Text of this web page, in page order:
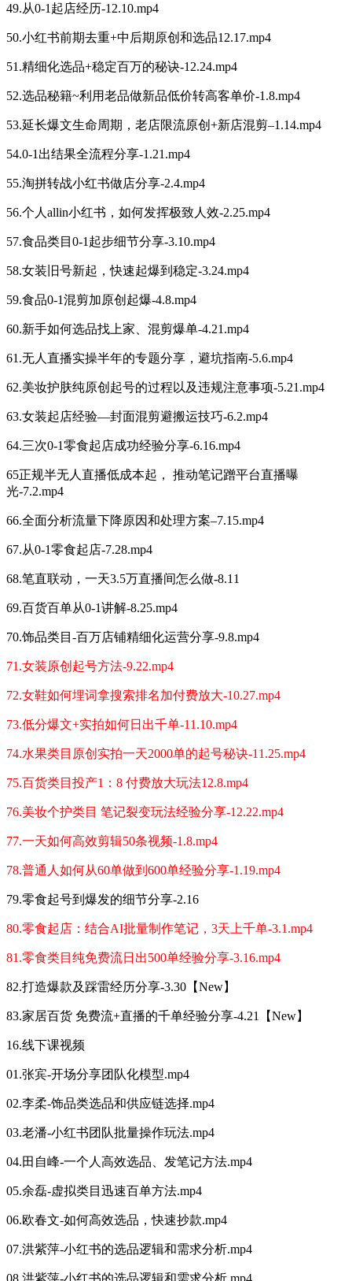
49.从0-1起店经历-12.10.mp4
50.小红书前期去重+中后期原创和选品12.17.mp4
51.精细化选品+稳定百万的秘诀-12.24.mp4
52.选品秘籍~利用老品做新品低价转高客单价-1.8.mp4
53.延长爆文生命周期，老店限流原创+新店混剪–1.14.mp4
54.0-1出结果全流程分享-1.21.mp4
55.淘拼转战小红书做店分享-2.4.mp4
56.个人allin小红书，如何发挥极致人效-2.25.mp4
57.食品类目0-1起步细节分享-3.10.mp4
58.女装旧号新起，快速起爆到稳定-3.24.mp4
59.食品0-1混剪加原创起爆-4.8.mp4
60.新手如何选品找上家、混剪爆单-4.21.mp4
61.无人直播实操半年的专题分享，避坑指南-5.6.mp4
62.美妆护肤纯原创起号的过程以及违规注意事项-5.21.mp4
63.女装起店经验—封面混剪避搬运技巧-6.2.mp4
64.三次0-1零食起店成功经验分享-6.16.mp4
65正规半无人直播低成本起， 推动笔记蹭平台直播曝
光-7.2.mp4
66.全面分析流量下降原因和处理方案–7.15.mp4
67.从0-1零食起店-7.28.mp4
68.笔直联动，一天3.5万直播间怎么做-8.11
69.百货百单从0-1讲解-8.25.mp4
70.饰品类目-百万店铺精细化运营分享-9.8.mp4
71.女装原创起号方法-9.22.mp4
72.女鞋如何埋词拿搜索排名加付费放大-10.27.mp4
73.低分爆文+实拍如何日出千单-11.10.mp4
74.水果类目原创实拍一天2000单的起号秘诀-11.25.mp4
75.百货类目投产1：8 付费放大玩法12.8.mp4
76.美妆个护类目 笔记裂变玩法经验分享-12.22.mp4
77.一天如何高效剪辑50条视频-1.8.mp4
78.普通人如何从60单做到600单经验分享-1.19.mp4
79.零食起号到爆发的细节分享-2.16
80.零食起店：结合AI批量制作笔记，3天上千单-3.1.mp4
81.零食类目纯免费流日出500单经验分享-3.16.mp4
82.打造爆款及踩雷经历分享-3.30【New】
83.家居百货 免费流+直播的千单经验分享-4.21【New】
16.线下课视频
01.张宾-开场分享团队化模型.mp4
02.李柔-饰品类选品和供应链选择.mp4
03.老潘-小红书团队批量操作玩法.mp4
04.田自峰-一个人高效选品、发笔记方法.mp4
05.余磊-虚拟类目迅速百单方法.mp4
06.欧春文-如何高效选品，快速抄款.mp4
07.洪紫萍-小红书的选品逻辑和需求分析.mp4
08.洪紫萍-小红书的选品逻辑和需求分析.mp4